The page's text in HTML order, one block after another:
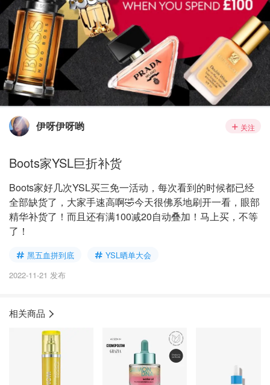
伊呀伊呀哟 关注
Boots家YSL巨折补货
Boots家好几次YSL买三免一活动，每次看到的时候都已经
全部缺货了，大家手速高啊🤣今天很佛系地刷开一看，眼部
精华补货了！而且还有满100减20自动叠加！马上买，不等
了！
黑五血拼到底
YSL晒单大会
2022-11-21 发布
相关商品